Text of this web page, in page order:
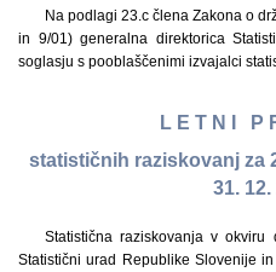
Na podlagi 23.c člena Zakona o
in 9/01) generalna direktorica
soglasju s pooblaščenimi izvajalci
L E T N I P
statističnih raziskovanj za
31. 12.
Statistična raziskovanja v okviru
Statistični urad Republike Slovenije